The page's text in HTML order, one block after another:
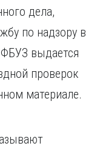
Х
Ч
дела,
по надзору в
выдается
проверок
материале.